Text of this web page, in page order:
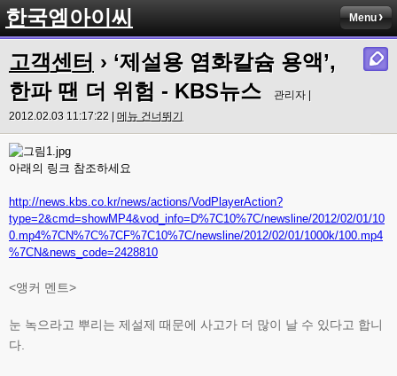
한국엠아이씨 Menu
고객센터 › ‘제설용 염화칼슘 용액’,
한파 땐 더 위험 - KBS뉴스
관리자 |
2012.02.03 11:17:22 | 메뉴 건너뛰기
아래의 링크 참조하세요
http://news.kbs.co.kr/news/actions/VodPlayerAction?
type=2&cmd=showMP4&vod_info=D%7C10%7C/newsline/2012/02/01/10
0.mp4%7CN%7C%7CF%7C10%7C/newsline/2012/02/01/1000k/100.mp4
%7CN&news_code=2428810
<앵커 멘트>
눈 녹으라고 뿌리는 제설제 때문에 사고가 더 많이 날 수 있다고 합니
다.